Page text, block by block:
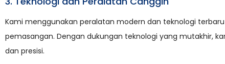
Kami menggunakan peralatan modern dan teknologi
pemasangan. Dengan dukungan teknologi yang mutakhir,
dan presisi.